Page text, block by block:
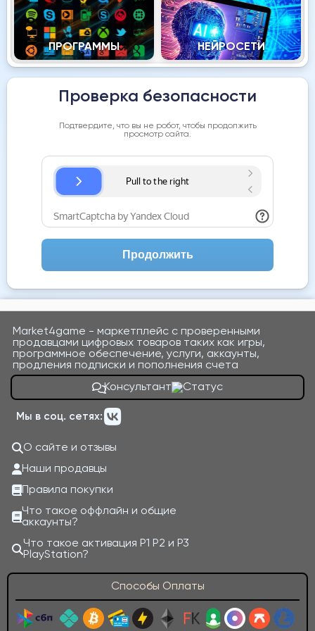
ПРОГРАММЫ НЕЙРОСЕТИ
Проверка безопасности
Подтвердите, что вы не робот, чтобы продолжить
просмотр сайта.
Продолжить
Market4game - маркетплейс с проверенными
продавцами цифровых товаров таких как игры,
программное обеспечение, услуги, аккаунты,
продления подписки и пополнения счета
Консультант
Мы в соц. сетях:
О сайте и отзывы
Наши продавцы
Правила покупки
Что такое оффлайн и общие
аккаунты?
Что такое активация P1 P2 и P3
PlayStation?
Способы Оплаты